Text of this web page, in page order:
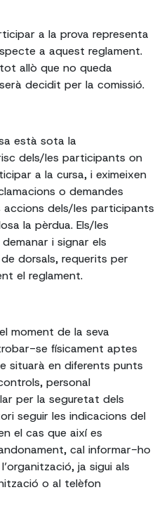
a la prova representa
a aquest reglament.
allò que no queda
decidit per la comissió.
està sota la
dels/les participants on
a la cursa, i eximeixen
o demandes
accions dels/les participants
la pèrdua. Els/les
i signar els
dorsals, requerits per
el reglament.
moment de la seva
se físicament aptes
situarà en diferents punts
personal
per la seguretat dels
seguir les indicacions del
el cas que així es
cal informar-ho
ja sigui als
o al telèfon